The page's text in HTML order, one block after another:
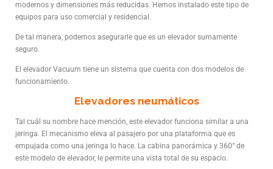
modernos y dimensiones más reducidas. Hemos instalado este tipo de
equipos para uso comercial y residencial.
De tal manera, podemos asegurarle que es un elevador sumamente
seguro.
El elevador Vacuum tiene un sistema que cuenta con dos modelos de
funcionamiento.
Elevadores neumáticos
Tal cuál su nombre hace mención, este elevador funciona similar a una
jeringa. El mecanismo eleva al pasajero por una plataforma que es
empujada como una jeringa lo hace. La cabina panorámica y 360° de
este modelo de elevador, le permite una vista total de su espacio.